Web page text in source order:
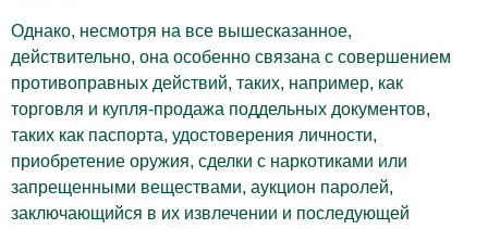
Однако, несмотря на все вышесказанное,
действительно, она особенно связана с совершением
противоправных действий, таких, например, как
торговля и купля-продажа поддельных документов,
таких как паспорта, удостоверения личности,
приобретение оружия, сделки с наркотиками или
запрещенными веществами, аукцион паролей,
заключающийся в их извлечении и последующей